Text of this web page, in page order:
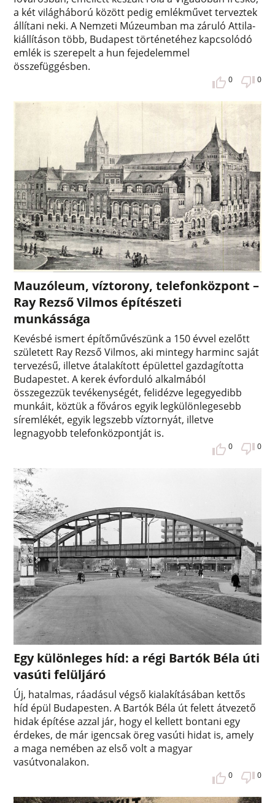
a két világháború között pedig emlékművet terveztek
állítani neki. A Nemzeti Múzeumban ma záruló Attila-
kiállításon több, Budapest történetéhez kapcsolódó
emlék is szerepelt a hun fejedelemmel
összefüggésben.
0 0
Mauzóleum, víztorony, telefonközpont –
Ray Rezső Vilmos építészeti
munkássága
Kevésbé ismert építőművészünk a 150 évvel ezelőtt
született Ray Rezső Vilmos, aki mintegy harminc saját
tervezésű, illetve átalakított épülettel gazdagította
Budapestet. A kerek évforduló alkalmából
összegezzük tevékenységét, felidézve legegyedibb
munkáit, köztük a főváros egyik legkülönlegesebb
síremlékét, egyik legszebb víztornyát, illetve
legnagyobb telefonközpontját is.
0 0
Egy különleges híd: a régi Bartók Béla úti
vasúti felüljáró
Új, hatalmas, ráadásul végső kialakításában kettős
híd épül Budapesten. A Bartók Béla út felett átvezető
hidak építése azzal jár, hogy el kellett bontani egy
érdekes, de már igencsak öreg vasúti hidat is, amely
a maga nemében az első volt a magyar
vasútvonalakon.
0 0